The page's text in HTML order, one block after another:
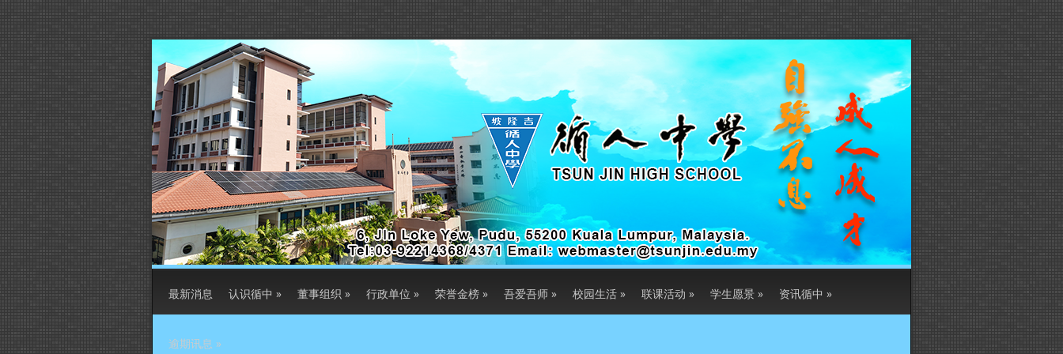
最新消息 认识循中 » 董事组织 » 行政单位 » 荣誉金榜 » 吾爱吾师 » 校园生活 » 联课活动 » 学生愿景 » 资讯循中 »
逾期讯息 »